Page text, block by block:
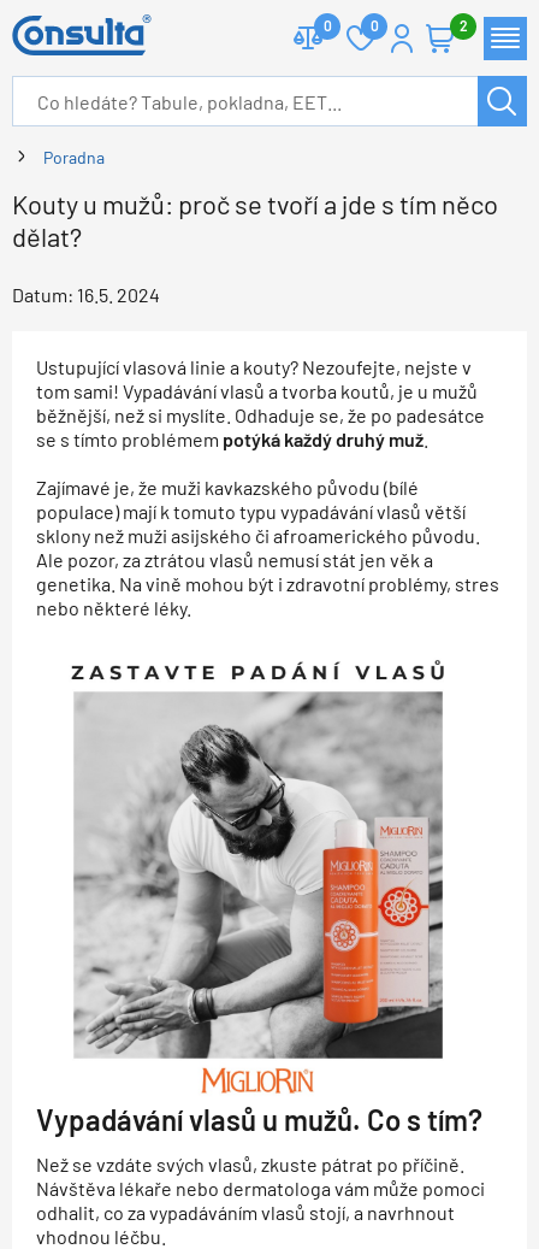
0 0 2
Poradna
Kouty u mužů: proč se tvoří a jde s tím něco
dělat?
Datum: 16.5. 2024
Ustupující vlasová linie a kouty? Nezoufejte, nejste v
tom sami! Vypadávání vlasů a tvorba koutů, je u mužů
běžnější, než si myslíte. Odhaduje se, že po padesátce
se s tímto problémem potýká každý druhý muž
Zajímavé je, že muži kavkazského původu (bílé
populace) mají k tomuto typu vypadávání vlasů větší
sklony než muži asijského či afroamerického původu.
Ale pozor, za ztrátou vlasů nemusí stát jen věk a
genetika. Na vině mohou být i zdravotní problémy, stres
nebo některé léky.
Vypadávání vlasů u mužů. Co s tím?
Než se vzdáte svých vlasů, zkuste pátrat po příčině.
Návštěva lékaře nebo dermatologa vám může pomoci
odhalit, co za vypadáváním vlasů stojí, a navrhnout
vhodnou léčbu.